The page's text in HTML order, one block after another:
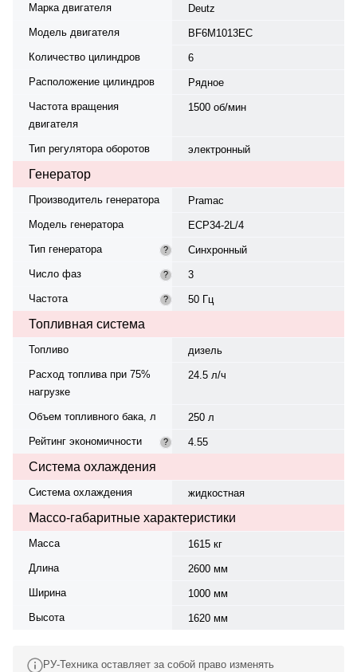
Марка двигателя
Deutz
Модель двигателя
BF6M1013EC
Количество цилиндров
6
Расположение цилиндров
Рядное
Частота вращения
двигателя
1500 об/мин
Тип регулятора оборотов электронный
Генератор
Производитель генератора
Pramac
Модель генератора
ECP34-2L/4
Тип генератора
?
Синхронный
Число фаз
?
3
Частота
? 50 Гц
Топливная система
Топливо
дизель
Расход топлива при 75%
нагрузке
24.5 л/ч
Объем топливного бака, л
250 л
Рейтинг экономичности
? 4.55
Система охлаждения
Система охлаждения жидкостная
Массо-габаритные характеристики
Масса
1615 кг
Длина
2600 мм
Ширина
1000 мм
Высота
1620 мм
РУ-Техника оставляет за собой право изменять